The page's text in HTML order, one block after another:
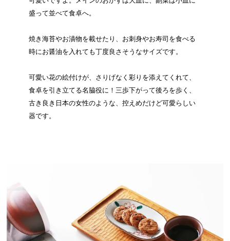
盛って並べて食卓へ。
焼き海苔やお漬物を載せたり、お刺身やお寿司を食べる
時にお醤油を入れても丁度良さそうなサイズです。
可愛い花の絵付けが、さりげなく彩りを添えてくれて、
食卓を引き立てる名脇役に！三歩下がって後ろを歩く、
古き良き日本の女性のような、控えめだけど可愛らしい
器です。